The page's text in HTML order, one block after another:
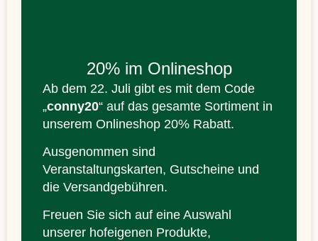
20% im Onlineshop
Ab dem 22. Juli gibt es mit dem Code
„conny20“ auf das gesamte Sortiment in
unserem Onlineshop 20% Rabatt.
Ausgenommen sind
Veranstaltungskarten, Gutscheine und
die Versandgebühren.
Freuen Sie sich auf eine Auswahl
unserer hofeigenen Produkte,